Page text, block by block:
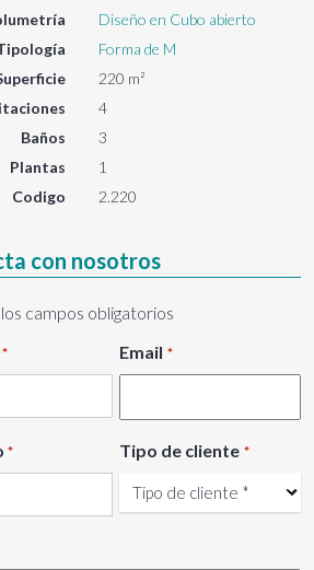
Diseño en Cubo abierto
Forma de M
220 m²
4
Baños
3
Plantas
1
Codigo
2.220
con nosotros
los campos obligatorios
* Email *
* Tipo de cliente *